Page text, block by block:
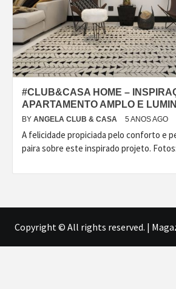
#CLUB&CASA HOME –
APARTAMENTO AMPLO E
BY ANGELA CLUB & CASA 5 ANOS AGO
A felicidade propiciada pelo conforto e
paira sobre este inspirado projeto. Fotos:
Copyright © All rights reserved. |